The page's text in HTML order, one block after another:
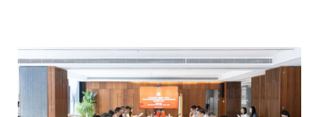
企业招聘
企业会员